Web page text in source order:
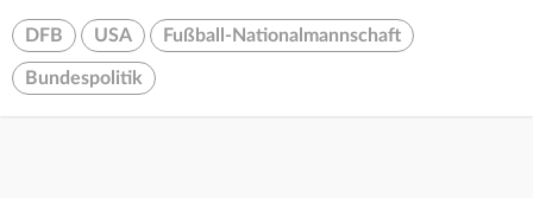
DFB USA Fußball-Nationalmannschaft
Bundespolitik